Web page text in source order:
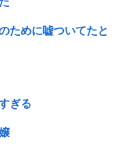
ために嘘ついてたと
ぎる